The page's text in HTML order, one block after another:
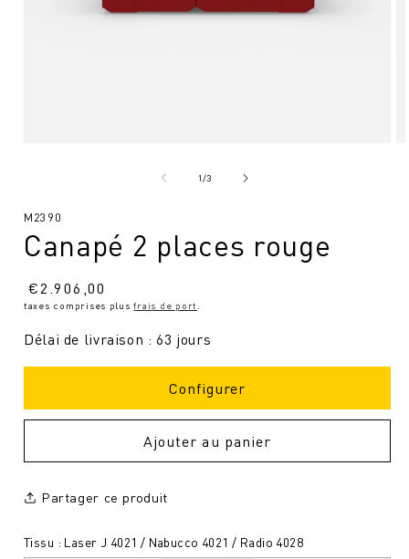
modal
1/de
3
SKU
:
M2390
Canapé 2 places rouge
Prix
normal
€2.906,00
taxes comprises plusfrais de port
Délai de livraison : 63 jours
Configurer
Ajouter au panier
Partager ce produit
Tissu : Laser J 4021 / Nabucco 4021 / Radio 4028